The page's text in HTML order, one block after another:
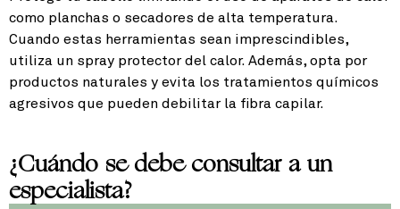
como planchas o secadores de alta temperatura.
Cuando estas herramientas sean imprescindibles,
utiliza un spray protector del calor. Además, opta por
productos naturales y evita los tratamientos químicos
agresivos que pueden debilitar la fibra capilar.
¿Cuándo se debe consultar a un
especialista?